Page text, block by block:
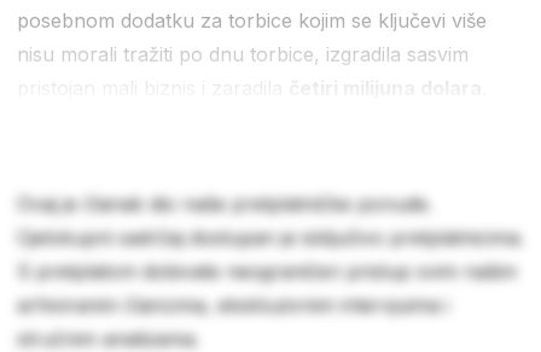
posebnom dodatku za torbice kojim se ključevi više
nisu morali tražiti po dnu torbice, izgradila sasvim
pristojan mali biznis i zaradila
četiri milijuna dolara
Ovaj je članak dio naše pretplatničke ponude.
Cjelokupni sadržaj dostupan je isključivo pretplatnicima.
S pretplatom dobivate neograničen pristup svim našim
arhiviranim člancima, ekskluzivnim intervjuima i
stručnim analizama.